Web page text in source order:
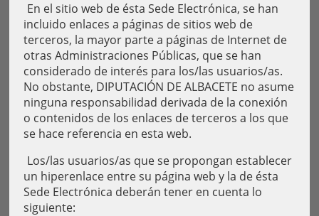
En el sitio web de ésta Sede Electrónica, se han
incluido enlaces a páginas de sitios web de
terceros, la mayor parte a páginas de Internet de
otras Administraciones Públicas, que se han
considerado de interés para los/las usuarios/as.
No obstante, DIPUTACIÓN DE ALBACETE no asume
ninguna responsabilidad derivada de la conexión
o contenidos de los enlaces de terceros a los que
se hace referencia en esta web.
Los/las usuarios/as que se propongan establecer
un hiperenlace entre su página web y la de ésta
Sede Electrónica deberán tener en cuenta lo
siguiente: